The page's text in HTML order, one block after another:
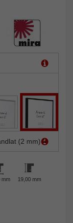
(2 mm)
mm 19,00 mm